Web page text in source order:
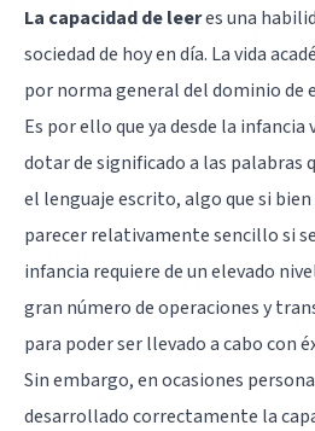
La capacidad de leeres una
sociedad de hoy en día. La vida
por norma general del dominio de
Es por ello que ya desde la
dotar de significado a las palabras
el lenguaje escrito, algo que si
parecer relativamente sencillo si
infancia requiere de un elevado
gran número de operaciones y
para poder ser llevado a cabo con
Sin embargo, en ocasiones
desarrollado correctamente la